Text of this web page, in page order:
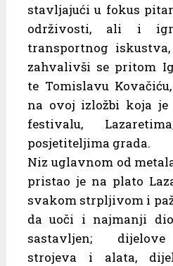
stavljajući u fokus
održivosti, ali i
transportnog
zahvalivši se pritom
te Tomislavu
na ovoj izložbi koja
festivalu,
posjetiteljima grada.
Niz uglavnom od
pristao je na plato
svakom strpljivom i
da uoči i najmanji
sastavljen;
strojeva i alata,